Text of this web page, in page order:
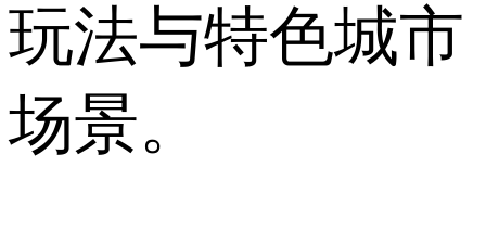
玩法与特色城市
场景。